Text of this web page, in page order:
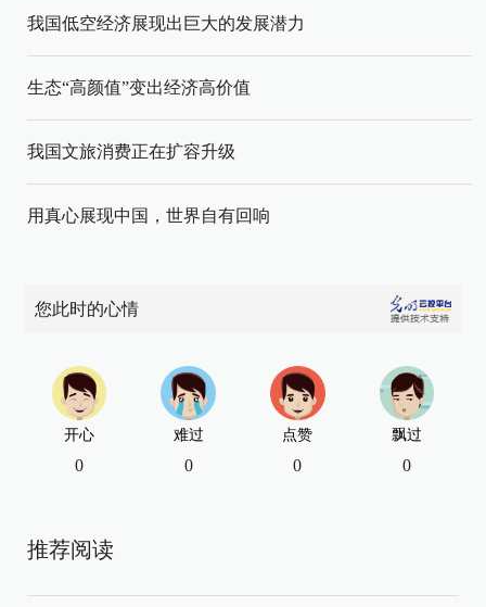
我国低空经济展现出巨大的发展潜力
生态“高颜值”变出经济高价值
我国文旅消费正在扩容升级
用真心展现中国，世界自有回响
您此时的心情
开心
0
难过
0
点赞
0
飘过
0
推荐阅读